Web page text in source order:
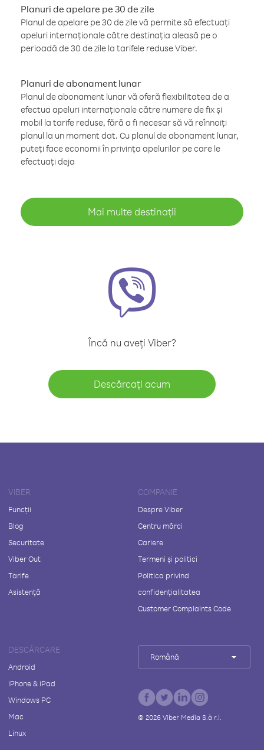
Planuri de apelare pe 30 de zile
Planul de apelare pe 30 de zile vă permite să efectuați
apeluri internaționale către destinația aleasă pe o
perioadă de 30 de zile la tarifele reduse Viber.
Planuri de abonament lunar
Planul de abonament lunar vă oferă flexibilitatea de a
efectua apeluri internaționale către numere de fix și
mobil la tarife reduse, fără a fi necesar să vă reînnoiți
planul la un moment dat. Cu planul de abonament lunar,
puteți face economii în privința apelurilor pe care le
efectuați deja
Mai multe destinații
Încă nu aveți Viber?
Descărcați acum
VIBER
Funcții
Blog
Securitate
Viber Out
Tarife
Asistență
COMPANIE
Despre Viber
Centru mărci
Cariere
Termeni și politici
Politica privind
confidențialitatea
Customer Complaints Code
DESCĂRCARE
Android
iPhone & iPad
Windows PC
Mac
Linux
Română
© 2026Viber Media S.à r.l.